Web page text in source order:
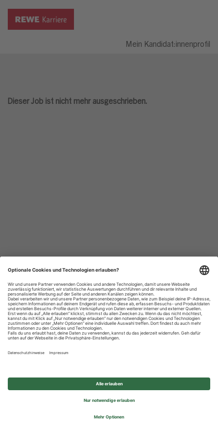
Mein Kandidat:innenprofil
Dieser Job ist nicht mehr ausgeschrieben.
Datenschutzhinweise
Impressum
Privatsphäre-Einstellungen
© 2026 REWE Group - All rights reserved